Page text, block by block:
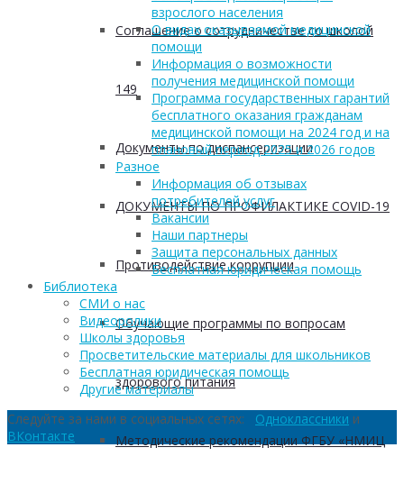
Соглашение о сотрудничестве со школой
149
Документы по диспансеризации
ДОКУМЕНТЫ ПО ПРОФИЛАКТИКЕ COVID-19
Противодействие коррупции
Обучающие программы по вопросам
здорового питания
Методические рекомендации ФГБУ «НМИЦ
взрослого населения
О видах оказываемой медицинской
помощи
Информация о возможности
получения медицинской помощи
Программа государственных гарантий
бесплатного оказания гражданам
медицинской помощи на 2024 год и на
плановый период 2025 и 2026 годов
Разное
Информация об отзывах
потребителей услуг
Вакансии
Наши партнеры
Защита персональных данных
Бесплатная юридическая помощь
Библиотека
СМИ о нас
Видеоролики
Школы здоровья
Просветительские материалы для школьников
Бесплатная юридическая помощь
Другие материалы
Следуйте за нами в социальных сетях: Одноклассники и
ВКонтакте